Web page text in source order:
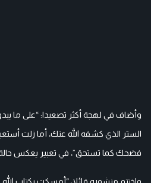
وأضاف في لهجة أكثر تصعيدا: “على ما
الستر الذي كشفه الله عنك، أما زلت
فضحك كما تستحق”، في تعبير يعكس